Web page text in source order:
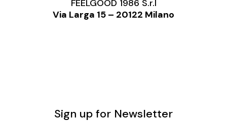
FEELGOOD 1986 S.r.l
Via Larga 15 – 20122 Milano
Sign up for Newsletter